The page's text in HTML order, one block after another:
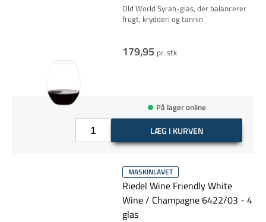
Old World Syrah-glas, der balancerer
frugt, krydderi og tannin
179,95 pr. stk
På lager online
LÆG I KURVEN
MASKINLAVET
Riedel Wine Friendly White
Wine / Champagne 6422/03 - 4
glas